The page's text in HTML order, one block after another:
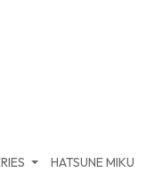
HATSUNE MIKU